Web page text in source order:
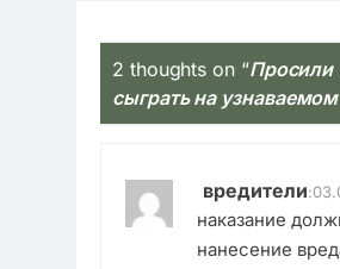
2 thoughts on “
сыграть на
вредители:
наказание
нанесение